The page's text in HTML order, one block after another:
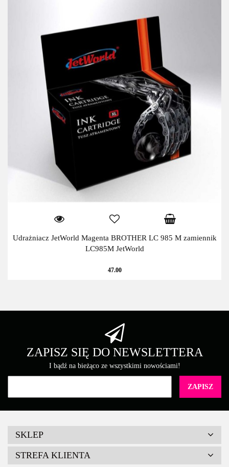
Udrażniacz JetWorld Magenta BROTHER LC 985 M zamiennik
LC985M JetWorld
47.00
ZAPISZ SIĘ DO NEWSLETTERA
I bądź na bieżąco ze wszystkimi nowościami!
SKLEP
STREFA KLIENTA